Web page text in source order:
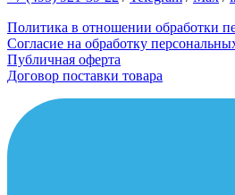
Политика в отношении обработки
Согласие на обработку
Публичная оферта
Договор поставки товара